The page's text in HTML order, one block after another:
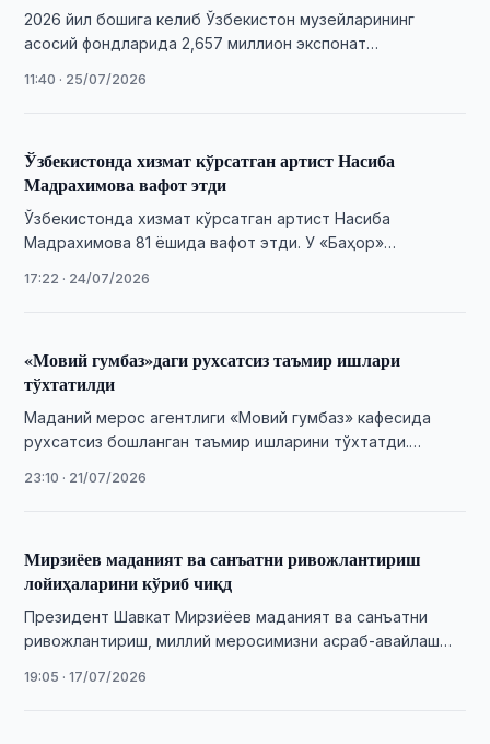
2026 йил бошига келиб Ўзбекистон музейларининг
асосий фондларида 2,657 миллион экспонат
экскурсия ўтказилди.
11:40 · 25/07/2026
Ўзбекистонда хизмат кўрсатган артист Насиба
Мадрахимова вафот этди
Ўзбекистонда хизмат кўрсатган артист Насиба
Мадрахимова 81 ёшида вафот этди. У «Баҳор»
санъати ривожига …
17:22 · 24/07/2026
«Мовий гумбаз»даги рухсатсиз таъмир ишлари
тўхтатилди
Маданий мерос агентлиги «Мовий гумбаз» кафесида
рухсатсиз бошланган таъмир ишларини тўхтатди.
ҳисобланади.
23:10 · 21/07/2026
Мирзиёев маданият ва санъатни ривожлантириш
лойиҳаларини кўриб чиқд
Президент Шавкат Мирзиёев маданият ва санъатни
ривожлантириш, миллий меросимизни асраб-авайлаш
лойиҳа ва тадбирлар …
19:05 · 17/07/2026